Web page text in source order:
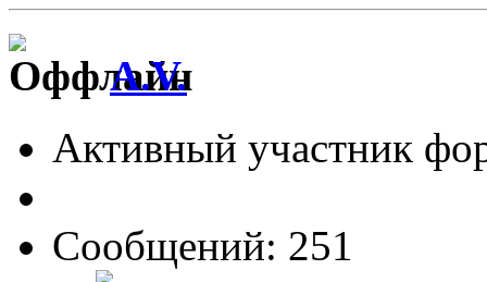
A.V.
Активный участник
Сообщений: 251